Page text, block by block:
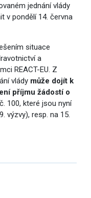
jednání vlády
v pondělí 14. června
situace
a
REACT-EU. Z
vlády může dojít k
příjmu žádostí o
100, které jsou nyní
výzvy), resp. na 15.